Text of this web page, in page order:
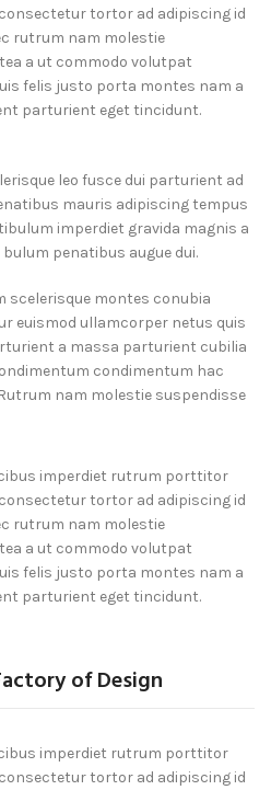
tortor ad adipiscing id
rutrum nam molestie
a ut commodo volutpat
felis justo porta montes nam a
parturient eget tincidunt.
leo fusce dui parturient ad
mauris adipiscing tempus
imperdiet gravida magnis a
bulum penatibus augue dui.
scelerisque montes conubia
euismod ullamcorper netus quis
a massa parturient cubilia
condimentum hac
nam molestie suspendisse
imperdiet rutrum porttitor
tortor ad adipiscing id
rutrum nam molestie
a ut commodo volutpat
felis justo porta montes nam a
parturient eget tincidunt.
of Design
imperdiet rutrum porttitor
tortor ad adipiscing id